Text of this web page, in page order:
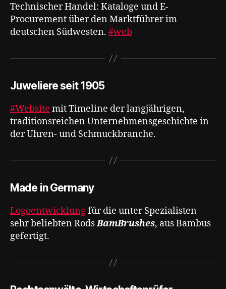
Technischer Handel: Kataloge und E-
Procurement über den Marktführer im
deutschen Südwesten. #web
Juweliere seit 1905
#Website mit Timeline der langjährigen,
traditionsreichen Unternehmensgeschichte in
der Uhren- und Schmuckbranche.
Made in Germany
Logoentwicklungfür die unter Spezialisten
sehr beliebten RodsBamBrushes, aus Bambus
gefertigt.